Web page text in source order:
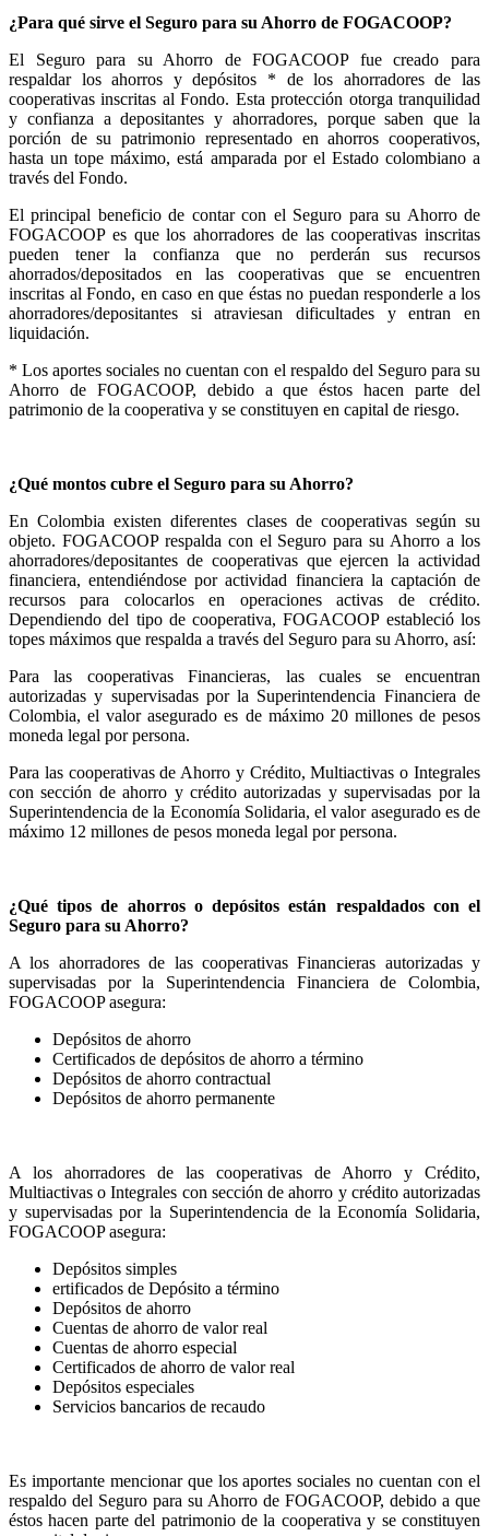
¿Para qué sirve el Seguro para su Ahorro de FOGACOOP?
El Seguro para su Ahorro de FOGACOOP fue creado para
respaldar los ahorros y depósitos * de los ahorradores de las
cooperativas inscritas al Fondo. Esta protección otorga tranquilidad
y confianza a depositantes y ahorradores, porque saben que la
porción de su patrimonio representado en ahorros cooperativos,
hasta un tope máximo, está amparada por el Estado colombiano a
través del Fondo.
El principal beneficio de contar con el Seguro para su Ahorro de
FOGACOOP es que los ahorradores de las cooperativas inscritas
pueden tener la confianza que no perderán sus recursos
ahorrados/depositados en las cooperativas que se encuentren
inscritas al Fondo, en caso en que éstas no puedan responderle a los
ahorradores/depositantes si atraviesan dificultades y entran en
liquidación.
* Los aportes sociales no cuentan con el respaldo del Seguro para su
Ahorro de FOGACOOP, debido a que éstos hacen parte del
patrimonio de la cooperativa y se constituyen en capital de riesgo.
¿Qué montos cubre el Seguro para su Ahorro?
En Colombia existen diferentes clases de cooperativas según su
objeto. FOGACOOP respalda con el Seguro para su Ahorro a los
ahorradores/depositantes de cooperativas que ejercen la actividad
financiera, entendiéndose por actividad financiera la captación de
recursos para colocarlos en operaciones activas de crédito.
Dependiendo del tipo de cooperativa, FOGACOOP estableció los
topes máximos que respalda a través del Seguro para su Ahorro, así:
Para las cooperativas Financieras, las cuales se encuentran
autorizadas y supervisadas por la Superintendencia Financiera de
Colombia, el valor asegurado es de máximo 20 millones de pesos
moneda legal por persona.
Para las cooperativas de Ahorro y Crédito, Multiactivas o Integrales
con sección de ahorro y crédito autorizadas y supervisadas por la
Superintendencia de la Economía Solidaria, el valor asegurado es de
máximo 12 millones de pesos moneda legal por persona.
¿Qué tipos de ahorros o depósitos están respaldados con el
Seguro para su Ahorro?
A los ahorradores de las cooperativas Financieras autorizadas y
supervisadas por la Superintendencia Financiera de Colombia,
FOGACOOP asegura:
Depósitos de ahorro
Certificados de depósitos de ahorro a término
Depósitos de ahorro contractual
Depósitos de ahorro permanente
A los ahorradores de las cooperativas de Ahorro y Crédito,
Multiactivas o Integrales con sección de ahorro y crédito autorizadas
y supervisadas por la Superintendencia de la Economía Solidaria,
FOGACOOP asegura:
Depósitos simples
ertificados de Depósito a término
Depósitos de ahorro
Cuentas de ahorro de valor real
Cuentas de ahorro especial
Certificados de ahorro de valor real
Depósitos especiales
Servicios bancarios de recaudo
Es importante mencionar que los aportes sociales no cuentan con el
respaldo del Seguro para su Ahorro de FOGACOOP, debido a que
éstos hacen parte del patrimonio de la cooperativa y se constituyen